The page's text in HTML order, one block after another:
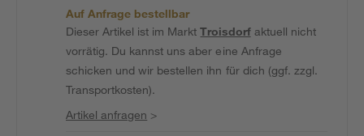
Auf Anfrage bestellbar
Dieser Artikel ist im MarktTroisdorfaktuell nicht
vorrätig. Du kannst uns aber eine Anfrage
schicken und wir bestellen ihn für dich (ggf. zzgl.
Transportkosten).
Artikel anfragen >